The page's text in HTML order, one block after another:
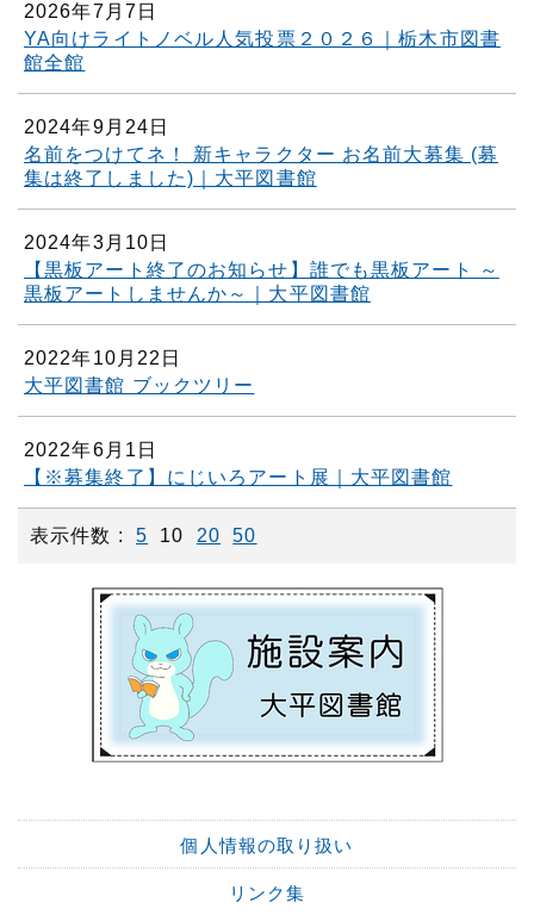
2026年7月7日
YA向けライトノベル人気投票２０２６｜栃木市図書
館全館
2024年9月24日
名前をつけてネ！ 新キャラクター お名前大募集 (募
集は終了しました)｜大平図書館
2024年3月10日
【黒板アート終了のお知らせ】誰でも黒板アート ～
黒板アートしませんか～｜大平図書館
2022年10月22日
大平図書館 ブックツリー
2022年6月1日
【※募集終了】にじいろアート展｜大平図書館
表示件数 : 5 10 20 50
個人情報の取り扱い
リンク集